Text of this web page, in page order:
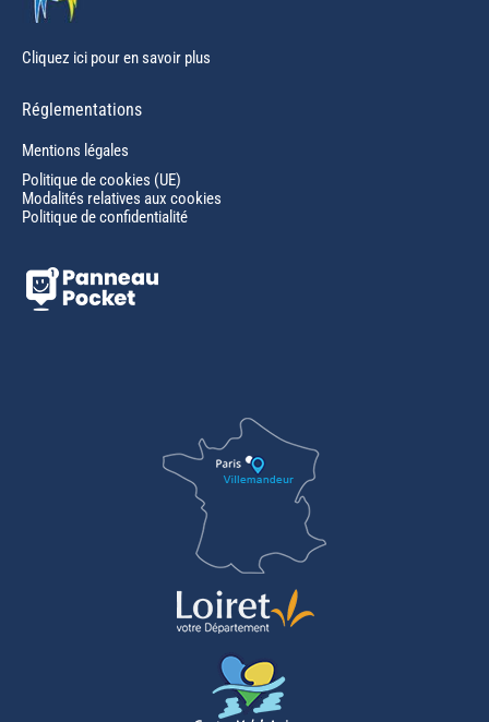
Cliquez ici pour en savoir plus
Réglementations
Mentions légales
Politique de cookies (UE)
Modalités relatives aux cookies
Politique de confidentialité